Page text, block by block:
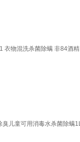
衣物混洗杀菌除螨 非84酒精
儿童可用消毒水杀菌除螨